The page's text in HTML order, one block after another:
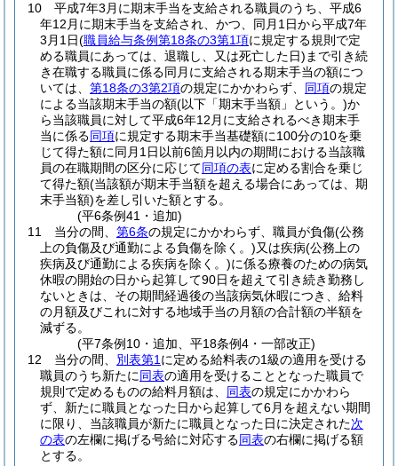
10
平成7年3月に期末手当を支給される職員のうち、平成6
年12月に期末手当を支給され、かつ、同月1日から平成7年
3月1日(職員給与条例第18条の3第1項に規定する規則で定
める職員にあっては、退職し、又は死亡した日) まで引き続
き在職する職員に係る同月に支給される期末手当の額につ
いては、 第18条の3第2項の規定にかかわらず、 同項の規定
による当該期末手当の額(以下「期末手当額」という。)か
ら当該職員に対して平成6年12月に支給されるべき期末手
当に係る同項に規定する期末手当基礎額に100分の10を乗
じて得た額に同月1日以前6箇月以内の期間における当該職
員の在職期間の区分に応じて同項の表に定める割合を乗じ
て得た額(当該額が期末手当額を超える場合にあっては、期
末手当額)を差し引いた額とする。
(平6条例41・追加)
11
当分の間、 第6条の規定にかかわらず、職員が負傷(公務
上の負傷及び通勤による負傷を除く。)又は疾病(公務上の
疾病及び通勤による疾病を除く。)に係る療養のための病気
休暇の開始の日から起算して90日を超えて引き続き勤務し
ないときは、その期間経過後の当該病気休暇につき、給料
の月額及びこれに対する地域手当の月額の合計額の半額を
減ずる。
(平7条例10・追加、平18条例4・一部改正)
12
当分の間、 別表第1 に定める給料表の1級の適用を受ける
職員のうち新たに同表の適用を受けることとなった職員で
規則で定めるものの給料月額は、 同表の規定にかかわら
ず、新たに職員となった日から起算して6月を超えない期間
に限り、当該職員が新たに職員となった日に決定された次
の表の左欄に掲げる号給に対応する同表の右欄に掲げる額
とする。